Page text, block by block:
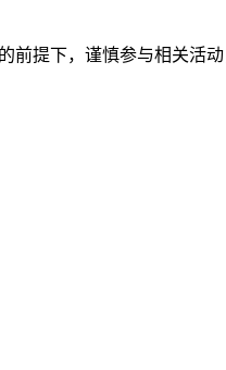
提下，谨慎参与相关活